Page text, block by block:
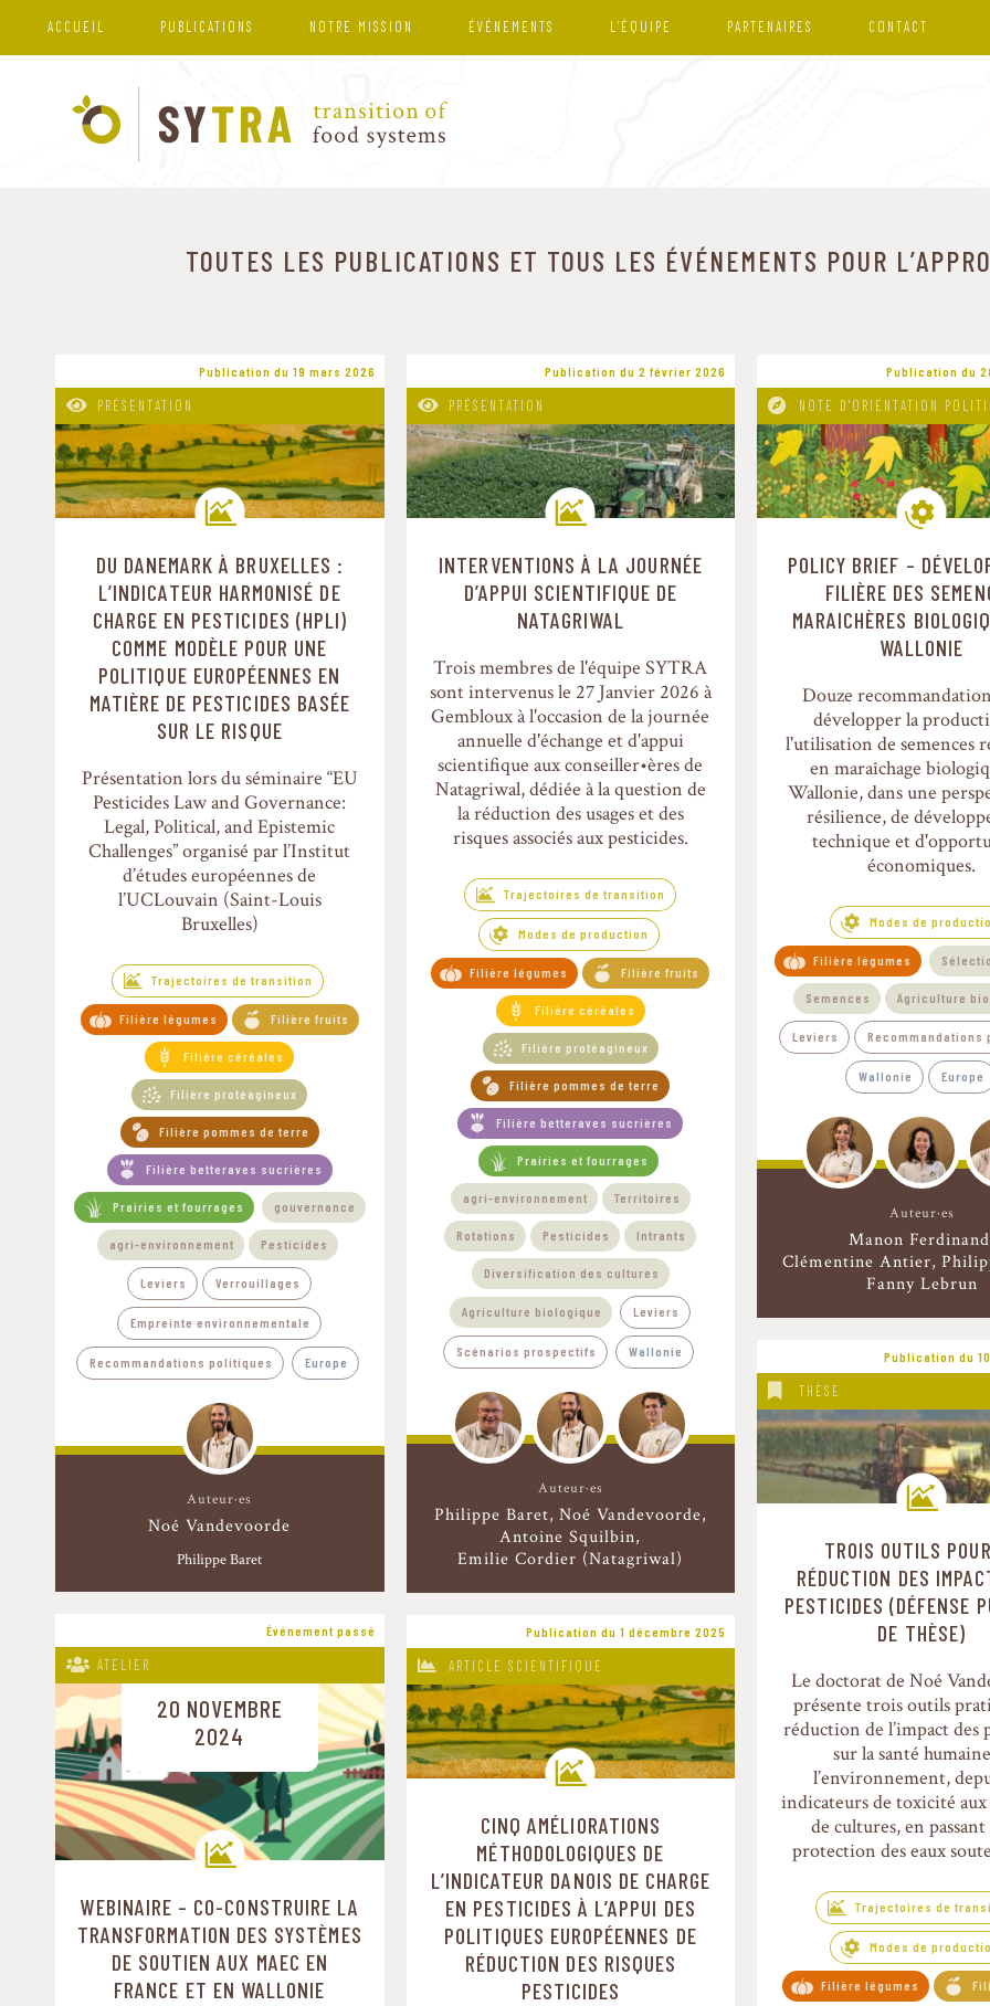
ACCUEIL PUBLICATIONS NOTRE MISSION ÉVÉNEMENTS L’ÉQUIPE PARTENAIRES CONTACT
TOUTES LES PUBLICATIONS ET TOUS LES ÉVÉNEMENTS POUR
Publication du 19 mars 2026
PRÉSENTATION
Trajectoires de transition
DU DANEMARK À BRUXELLES :
L’INDICATEUR HARMONISÉ DE
CHARGE EN PESTICIDES (HPLI)
COMME MODÈLE POUR UNE
POLITIQUE EUROPÉENNES EN
MATIÈRE DE PESTICIDES BASÉE
SUR LE RISQUE
Présentation lors du séminaire “EU
Pesticides Law and Governance:
Legal, Political, and Epistemic
Challenges” organisé par l’Institut
d’études européennes de
l’UCLouvain (Saint-Louis
Bruxelles)
Trajectoires de transition
Filière légumes Filière fruits
Filière céréales
Filière protéagineux
Filière pommes de terre
Filière betteraves sucrières
Prairies et fourrages gouvernance
agri-environnement Pesticides
Leviers Verrouillages
Empreinte environnementale
Recommandations politiques Europe
Auteur·es
Noé Vandevoorde
Philippe Baret
Publication du 2 février 2026
PRÉSENTATION
Trajectoires de transition
INTERVENTIONS À LA JOURNÉE
D’APPUI SCIENTIFIQUE DE
NATAGRIWAL
Trois membres de l'équipe SYTRA
sont intervenus le 27 Janvier 2026 à
Gembloux à l'occasion de la journée
annuelle d'échange et d'appui
scientifique aux conseiller•ères de
Natagriwal, dédiée à la question de
la réduction des usages et des
risques associés aux pesticides.
Trajectoires de transition
Modes de production
Filière légumes Filière fruits
Filière céréales
Filière protéagineux
Filière pommes de terre
Filière betteraves sucrières
Prairies et fourrages
agri-environnement Territoires
Rotations Pesticides Intrants
Diversification des cultures
Agriculture biologique Leviers
Scénarios prospectifs Wallonie
Auteur·es
Philippe Baret Noé Vandevoorde
Antoine Squilbin
Emilie Cordier (Natagriwal)
Publication du
NOTE D'ORIENTATION
Modes de production
POLICY BRIEF –
FILIÈRE DES
MARAICHÈRES
WALLONIE
Douze
développer la
l'utilisation de semences
en maraîchage
Wallonie, dans une
résilience, de
technique et
économiques.
Modes de
Filière légumes
Semences Agriculture
Leviers Recommandations
Wallonie Europe
Auteur·es
Manon Ferdinand
Clémentine Antier
Fanny Lebrun
Événement passé
ATELIER
20 NOVEMBRE
2024
Trajectoires de transition
WEBINAIRE – CO-CONSTRUIRE LA
TRANSFORMATION DES SYSTÈMES
DE SOUTIEN AUX MAEC EN
FRANCE ET EN WALLONIE
Publication du 1 décembre 2025
ARTICLE SCIENTIFIQUE
Trajectoires de transition
CINQ AMÉLIORATIONS
MÉTHODOLOGIQUES DE
L’INDICATEUR DANOIS DE CHARGE
EN PESTICIDES À L’APPUI DES
POLITIQUES EUROPÉENNES DE
RÉDUCTION DES RISQUES
PESTICIDES
Publication du
THÈSE
Trajectoires de
TROIS OUTILS
RÉDUCTION DES
PESTICIDES (DÉFENSE
DE THÈSE)
Le doctorat de Noé
présente trois outils
réduction de l’impact des
sur la santé
l’environnement,
indicateurs de toxicité
de cultures, en
protection des eaux
Trajectoires de
Modes de
Filière légumes